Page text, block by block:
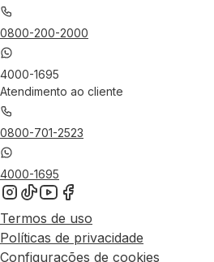
0800-200-2000
4000-1695
Atendimento ao cliente
0800-701-2523
4000-1695
Termos de uso
Políticas de privacidade
Configurações de cookies